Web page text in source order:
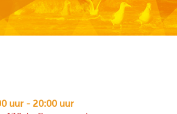
uur - 20:00 uur